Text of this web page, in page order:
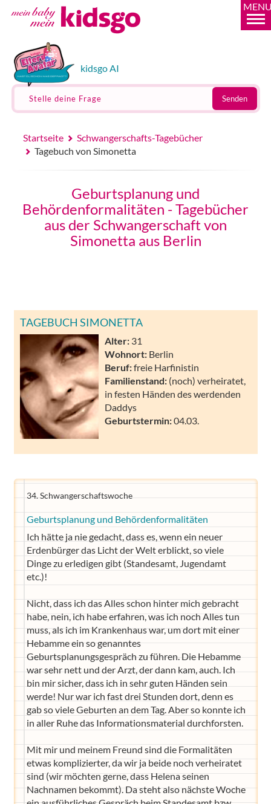
kidsgo AI
Stelle deine Frage Senden
Startseite
Schwangerschafts-Tagebücher
Tagebuch von Simonetta
Geburtsplanung und
Behördenformalitäten - Tagebücher
aus der Schwangerschaft von
Simonetta aus Berlin
TAGEBUCH SIMONETTA
Alter: 31
Wohnort: Berlin
Beruf:freie Harfinistin
Familienstand: (noch) verheiratet,
in festen Händen des werdenden
Daddys
Geburtstermin:04.03.
34. Schwangerschaftswoche
Geburtsplanung und Behördenformalitäten
Ich hätte ja nie gedacht, dass es, wenn ein neuer
Erdenbürger das Licht der Welt erblickt, so viele
Dinge zu erledigen gibt (Standesamt, Jugendamt
etc.)!
Nicht, dass ich das Alles schon hinter mich gebracht
habe, nein, ich habe erfahren, was ich noch Alles tun
muss, als ich im Krankenhaus war, um dort mit einer
Hebamme ein so genanntes
Geburtsplanungsgespräch zu führen. Die Hebamme
war sehr nett und der Arzt, der dann kam, auch. Ich
bin mir sicher, dass ich in sehr guten Händen sein
werde! Nur war ich fast drei Stunden dort, denn es
gab so viele Geburten an dem Tag. Aber so konnte ich
in aller Ruhe das Informationsmaterial durchforsten.
Mit mir und meinem Freund sind die Formalitäten
etwas komplizierter, da wir ja beide noch verheiratet
sind (wir möchten gerne, dass Helena seinen
Nachnamen bekommt). Da steht also nächste Woche